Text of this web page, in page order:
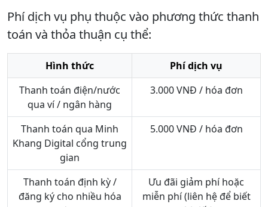
Phí dịch vụ phụ thuộc vào phương thức thanh
toán và thỏa thuận cụ thể:
Hình thức
Phí dịch vụ
Thanh toán điện/nước
qua ví / ngân hàng
3.000 VNĐ / hóa đơn
Thanh toán qua Minh
Khang Digital cổng trung
gian
5.000 VNĐ / hóa đơn
Thanh toán định kỳ /
đăng ký cho nhiều hóa
Ưu đãi giảm phí hoặc
miễn phí (liên hệ để biết